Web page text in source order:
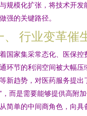
规模化扩张，将技术开
强的关键路径。
、 行业变革催
国家集采常态化、医保控
环节的利润空间被大幅
新趋势，对医药服务提出
，而是需要能够提供高附
简单的中间商角色，向具